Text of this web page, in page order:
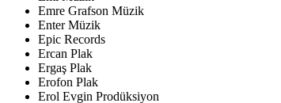
Emre Grafson Müzik
Enter Müzik
Epic Records
Ercan Plak
Ergaş Plak
Erofon Plak
Erol Evgin Prodüksiyon